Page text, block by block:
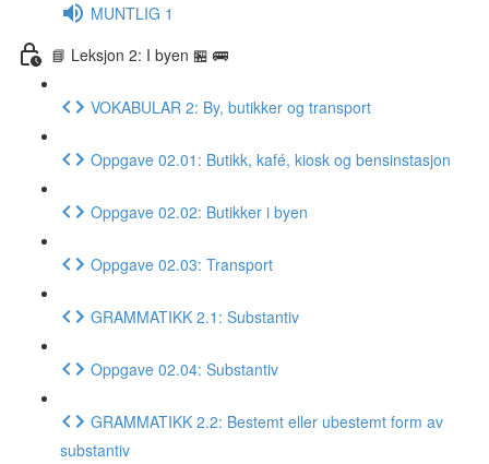
MUNTLIG 1
📘 Leksjon 2: I byen 🏪 🚌
VOKABULAR 2: By, butikker og transport
Oppgave 02.01: Butikk, kafé, kiosk og bensinstasjon
Oppgave 02.02: Butikker i byen
Oppgave 02.03: Transport
GRAMMATIKK 2.1: Substantiv
Oppgave 02.04: Substantiv
GRAMMATIKK 2.2: Bestemt eller ubestemt form av
substantiv